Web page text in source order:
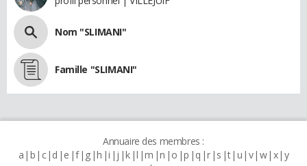
Nom "SLIMANI"
Famille "SLIMANI"
Annuaire des membres :
a b c d e f g h i j k l m n o p q r s t u v w x y